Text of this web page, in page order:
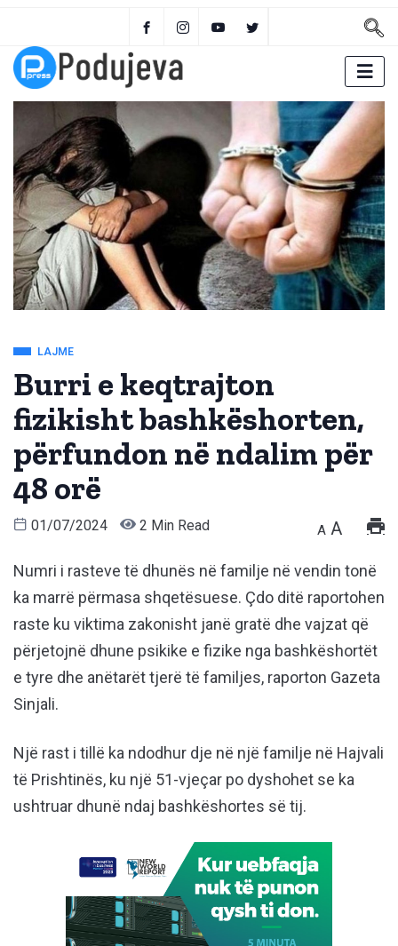
LAJME
Burri e keqtrajton
fizikisht bashkëshorten,
përfundon në ndalim për
48 orë
01/07/2024 2 Min Read A A
Numri i rasteve të dhunës në familje në vendin tonë
ka marrë përmasa shqetësuese. Çdo ditë raportohen
raste ku viktima zakonisht janë gratë dhe vajzat që
përjetojnë dhune psikike e fizike nga bashkëshortët
e tyre dhe anëtarët tjerë të familjes, raporton Gazeta
Sinjali.
Një rast i tillë ka ndodhur dje në një familje në Hajvali
të Prishtinës, ku një 51-vjeçar po dyshohet se ka
ushtruar dhunë ndaj bashkëshortes së tij.